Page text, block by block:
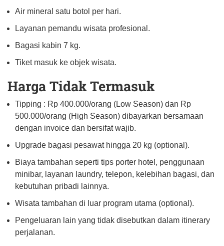
Air mineral satu botol per hari.
Layanan pemandu wisata profesional.
Bagasi kabin 7 kg.
Tiket masuk ke objek wisata.
Harga Tidak Termasuk
Tipping : Rp 400.000/orang (Low Season) dan Rp
500.000/orang (High Season) dibayarkan bersamaan
dengan invoice dan bersifat wajib.
Upgrade bagasi pesawat hingga 20 kg (optional).
Biaya tambahan seperti tips porter hotel, penggunaan
minibar, layanan laundry, telepon, kelebihan bagasi, dan
kebutuhan pribadi lainnya.
Wisata tambahan di luar program utama (optional).
Pengeluaran lain yang tidak disebutkan dalam itinerary
perjalanan.